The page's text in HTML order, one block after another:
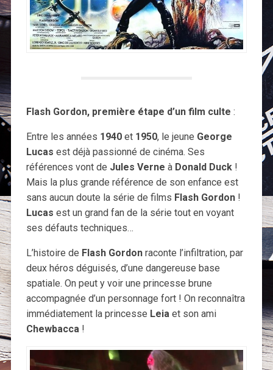
Flash Gordon, première étape d’un film culte :
Entre les années 1940et 1950, le jeune George
Lucas est déjà passionné de cinéma. Ses
références vont de Jules Verne àDonald Duck!
Mais la plus grande référence de son enfance est
sans aucun doute la série de films Flash Gordon!
Lucas est un grand fan de la série tout en voyant
ses défauts techniques…
L’histoire de Flash Gordonraconte l’infiltration, par
deux héros déguisés, d’une dangereuse base
spatiale. On peut y voir une princesse brune
accompagnée d’un personnage fort ! On reconnaîtra
immédiatement la princesse Leiaet son ami
Chewbacca!